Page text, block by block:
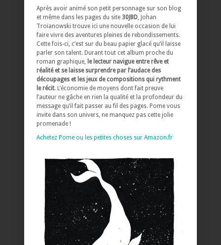
Après avoir animé son petit personnage sur son blog
et même dans les pages du site 30JBD, Johan
Troïanowski trouve ici une nouvelle occasion de lui
faire vivre des aventures pleines de rebondissements.
Cette fois-ci, c’est sur du beau papier glacé qu’il laisse
parler son talent. Durant tout cet album proche du
roman graphique, le lecteur navigue entre rêve et
réalité et se laisse surprendre par l’audace des
découpages et les jeux de compositions qui rythment
le récit. L’économie de moyens dont fait preuve
l’auteur ne gâche en rien la qualité et la profondeur du
message qu’il fait passer au fil des pages. Pome vous
invite dans son univers, ne manquez pas cette jolie
promenade !
Achetez Pome ou les petites choses sur Amazon.fr